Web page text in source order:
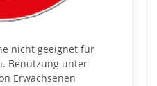
nicht geeignet für
Benutzung unter
Erwachsenen